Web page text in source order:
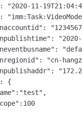
"2020-11-
"cn-
{